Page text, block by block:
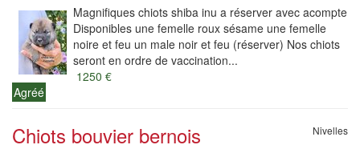
Magnifiques chiots shiba inu a réserver avec acompte
Disponibles une femelle roux sésame une femelle
noire et feu un male noir et feu (réserver) Nos chiots
seront en ordre de vaccination...
1250 €
Agréé
Chiots bouvier bernois Nivelles